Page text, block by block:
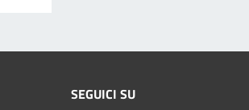
SEGUICI SU